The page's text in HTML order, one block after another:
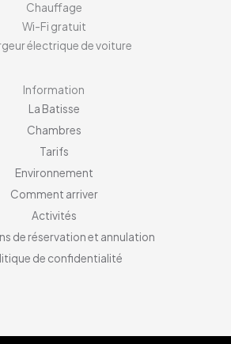
Chauffage
Wi-Fi gratuit
électrique de voiture
Information
La Batisse
Chambres
Tarifs
Environnement
Comment arriver
Activités
de réservation et annulation
de confidentialité